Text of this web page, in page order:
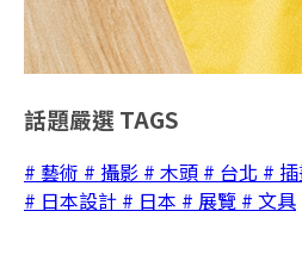
話題嚴選 TAGS
# 藝術 # 攝影 # 木頭 # 台北 #
# 日本設計 # 日本 # 展覽 # 文具